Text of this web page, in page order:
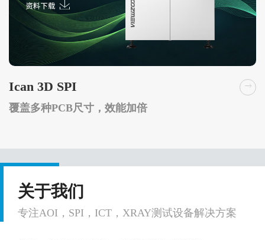
Ican 3D SPI
覆盖多种PCB尺寸，效能加倍
关于我们
专注AOI，SPI，ICT，XRAY测试设备解决方案